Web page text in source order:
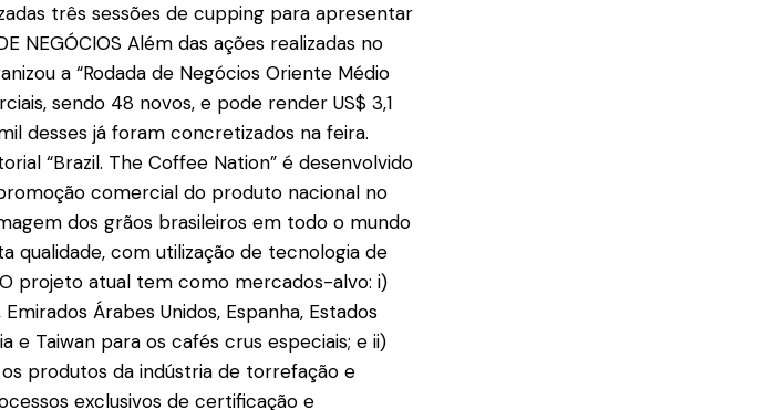
três sessões de cupping para apresentar
NEGÓCIOS Além das ações realizadas no
a “Rodada de Negócios Oriente Médio
sendo 48 novos, e pode render US$ 3,1
desses já foram concretizados na feira.
“Brazil. The Coffee Nation” é desenvolvido
comercial do produto nacional no
dos grãos brasileiros em todo o mundo
qualidade, com utilização de tecnologia de
projeto atual tem como mercados-alvo: i)
Árabes Unidos, Espanha, Estados
e Taiwan para os cafés crus especiais; e ii)
os produtos da indústria de torrefação e
exclusivos de certificação e